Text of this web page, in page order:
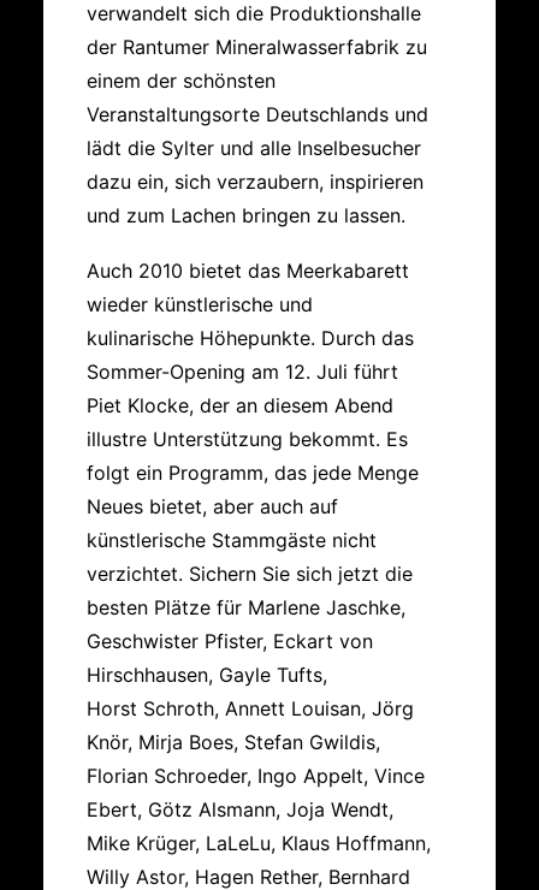
verwandelt sich die Produktionshalle
der Rantumer Mineralwasserfabrik zu
einem der schönsten
Veranstaltungsorte Deutschlands und
lädt die Sylter und alle Inselbesucher
dazu ein, sich verzaubern, inspirieren
und zum Lachen bringen zu lassen.
Auch 2010 bietet das Meerkabarett
wieder künstlerische und
kulinarische Höhepunkte. Durch das
Sommer-Opening am 12. Juli führt
Piet Klocke, der an diesem Abend
illustre Unterstützung bekommt. Es
folgt ein Programm, das jede Menge
Neues bietet, aber auch auf
künstlerische Stammgäste nicht
verzichtet. Sichern Sie sich jetzt die
besten Plätze für Marlene Jaschke,
Geschwister Pfister, Eckart von
Hirschhausen, Gayle Tufts,
Horst Schroth, Annett Louisan, Jörg
Knör, Mirja Boes, Stefan Gwildis,
Florian Schroeder, Ingo Appelt, Vince
Ebert, Götz Alsmann, Joja Wendt,
Mike Krüger, LaLeLu, Klaus Hoffmann,
Willy Astor, Hagen Rether, Bernhard